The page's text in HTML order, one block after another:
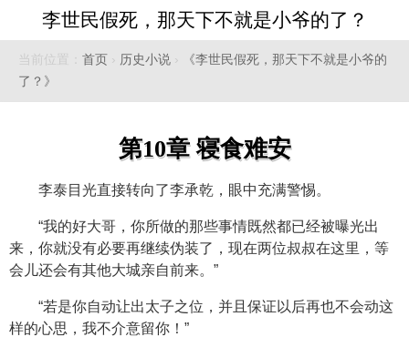
李世民假死，那天下不就是小爷的了？
当前位置： 首页 › 历史小说 ›
《李世民假死，那天下不就是小爷的
了？》
第10章 寝食难安
李泰目光直接转向了李承乾，眼中充满警惕。
“我的好大哥，你所做的那些事情既然都已经被曝光出
来，你就没有必要再继续伪装了，现在两位叔叔在这里，等
会儿还会有其他大城亲自前来。”
“若是你自动让出太子之位，并且保证以后再也不会动这
样的心思，我不介意留你！”